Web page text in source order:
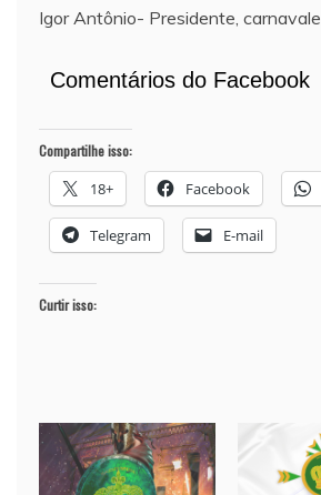
Igor Antônio- Presidente,
Comentários do Facebook
Compartilhe isso:
18+ Facebook
Telegram E-mail
Curtir isso: